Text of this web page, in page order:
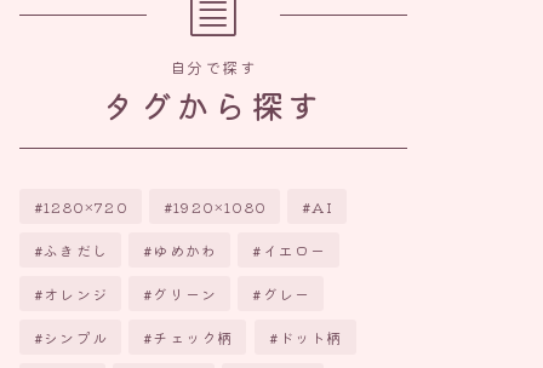
自分で探す
タグから探す
1280×720 1920×1080 AI
ふきだし ゆめかわ イエロー
オレンジ グリーン グレー
シンプル チェック柄 ドット柄